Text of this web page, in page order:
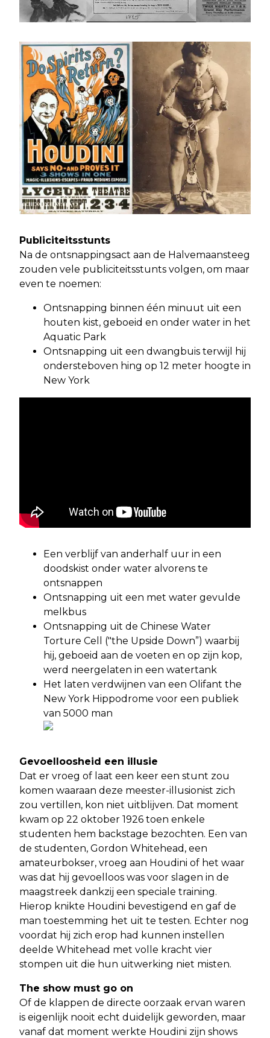
Publiciteitsstunts
Na de ontsnappingsact aan de Halvemaansteeg
zouden vele publiciteitsstunts volgen, om maar
even te noemen:
Ontsnapping binnen één minuut uit een
houten kist, geboeid en onder water in het
Aquatic Park
Ontsnapping uit een dwangbuis terwijl hij
ondersteboven hing op 12 meter hoogte in
New York
Een verblijf van anderhalf uur in een
doodskist onder water alvorens te
ontsnappen
Ontsnapping uit een met water gevulde
melkbus
Ontsnapping uit de Chinese Water
Torture Cell ("the Upside Down”) waarbij
hij, geboeid aan de voeten en op zijn kop,
werd neergelaten in een watertank
Het laten verdwijnen van een Olifant the
New York Hippodrome voor een publiek
van 5000 man
Gevoelloosheid een illusie
Dat er vroeg of laat een keer een stunt zou
komen waaraan deze meester-illusionist zich
zou vertillen, kon niet uitblijven. Dat moment
kwam op 22 oktober 1926 toen enkele
studenten hem backstage bezochten. Een van
de studenten, Gordon Whitehead, een
amateurbokser, vroeg aan Houdini of het waar
was dat hij gevoelloos was voor slagen in de
maagstreek dankzij een speciale training.
Hierop knikte Houdini bevestigend en gaf de
man toestemming het uit te testen. Echter nog
voordat hij zich erop had kunnen instellen
deelde Whitehead met volle kracht vier
stompen uit die hun uitwerking niet misten.
The show must go on
Of de klappen de directe oorzaak ervan waren
is eigenlijk nooit echt duidelijk geworden, maar
vanaf dat moment werkte Houdini zijn shows